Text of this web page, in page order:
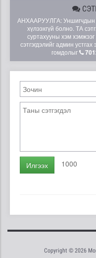
АНХААРУУЛГА: Уншигчдын
хүлээхгүй болно. ТА
суртахууны хэм
сэтгэгдэлийг админ
гомдолыг
Илгээх 1000
Copyright © 2026